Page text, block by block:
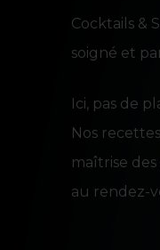
Cocktails &
soigné et
Ici, pas de
Nos
maîtrise
au rendez-